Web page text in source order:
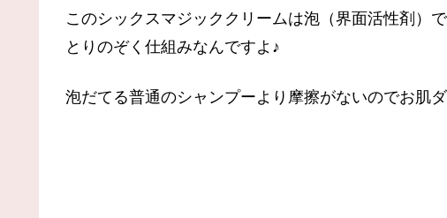
このシックスマジッククリームは泡（界面活性剤）
とりのぞく仕組みなんですよ♪
泡だてる普通のシャンプーより摩擦がないのでお肌